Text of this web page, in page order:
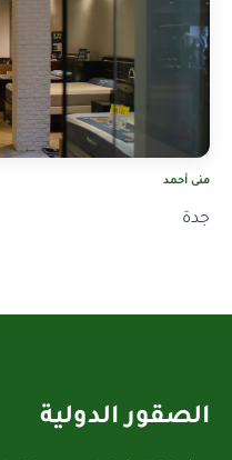
منى أحمد
جدة
الصقور الدولية